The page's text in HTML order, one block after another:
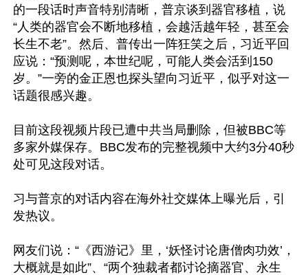
的一段话时声音特别清晰，普京谈到器官移植，说
“人类的器官会不断地移植，会越活越年轻，甚至会
长生不老”。然后、普传出一阵狂笑之后，习近平回
应说：“预测呢，本世纪呢，可能人类会活到150
岁。”一旁的金正恩也探头望向习近平，似乎对这一
话题很感兴趣。
目前这段视频片段已遭中共当局删除，但被BBC等
多家外媒保存。BBC发布的完整视频中大约3分40秒
处可见这段对话。
习与普京的对话内容在海外社交媒体上曝光后，引
发热议。
网友们说：“《西游记》里，‘妖怪讨论唐僧肉功效’，
大概就是如此”、“两个独裁者都讨论摘器官、永生